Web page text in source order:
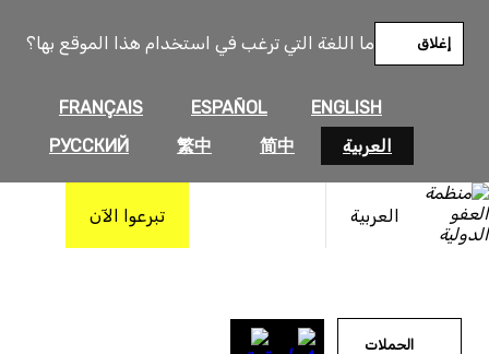
ما اللغة التي ترغب في استخدام هذا الموقع بها؟
ENGLISH
ESPAÑOL
FRANÇAIS
العربية
简中
繁中
РУССКИЙ
إغلاق
العربية تبرعوا الآن
المحتوى
الحملات